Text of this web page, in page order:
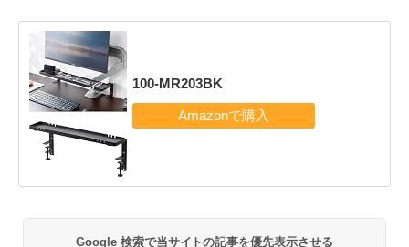
100-MR203BK
Google 検索で当サイトの記事を優先表示させる